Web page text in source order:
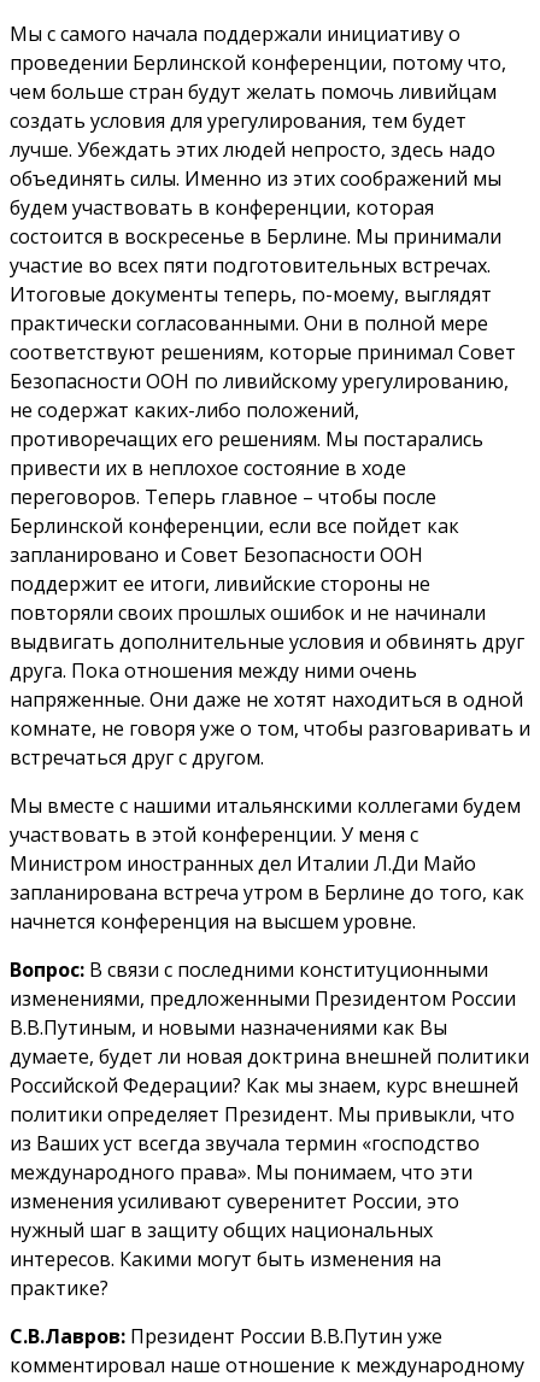
Мы с самого начала поддержали инициативу о
проведении Берлинской конференции, потому что,
чем больше стран будут желать помочь ливийцам
создать условия для урегулирования, тем будет
лучше. Убеждать этих людей непросто, здесь надо
объединять силы. Именно из этих соображений мы
будем участвовать в конференции, которая
состоится в воскресенье в Берлине. Мы принимали
участие во всех пяти подготовительных встречах.
Итоговые документы теперь, по-моему, выглядят
практически согласованными. Они в полной мере
соответствуют решениям, которые принимал Совет
Безопасности ООН по ливийскому урегулированию,
не содержат каких-либо положений,
противоречащих его решениям. Мы постарались
привести их в неплохое состояние в ходе
переговоров. Теперь главное – чтобы после
Берлинской конференции, если все пойдет как
запланировано и Совет Безопасности ООН
поддержит ее итоги, ливийские стороны не
повторяли своих прошлых ошибок и не начинали
выдвигать дополнительные условия и обвинять друг
друга. Пока отношения между ними очень
напряженные. Они даже не хотят находиться в одной
комнате, не говоря уже о том, чтобы разговаривать и
встречаться друг с другом.
Мы вместе с нашими итальянскими коллегами будем
участвовать в этой конференции. У меня с
Министром иностранных дел Италии Л.Ди Майо
запланирована встреча утром в Берлине до того, как
начнется конференция на высшем уровне.
Вопрос: В связи с последними конституционными
изменениями, предложенными Президентом России
В.В.Путиным, и новыми назначениями как Вы
думаете, будет ли новая доктрина внешней политики
Российской Федерации? Как мы знаем, курс внешней
политики определяет Президент. Мы привыкли, что
из Ваших уст всегда звучала термин «господство
международного права». Мы понимаем, что эти
изменения усиливают суверенитет России, это
нужный шаг в защиту общих национальных
интересов. Какими могут быть изменения на
практике?
С.В.Лавров: Президент России В.В.Путин уже
комментировал наше отношение к международному